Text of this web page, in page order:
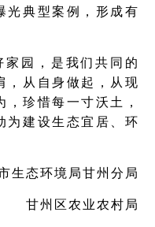
光典型案例，形成有
园，是我们共同的
，从自身做起，从现
珍惜每一寸沃土，
为建设生态宜居、环
生态环境局甘州分局
甘州区农业农村局